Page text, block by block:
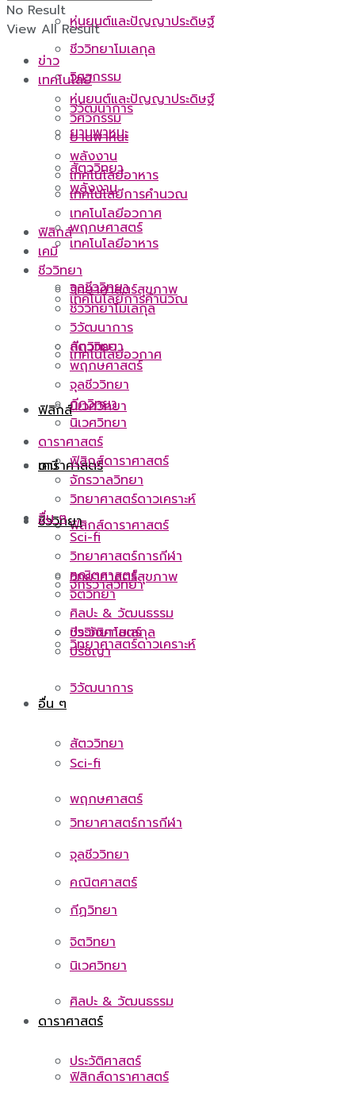
ชีววิทยาโมเลกุล
วิวัฒนาการ
สัตววิทยา
พฤกษศาสตร์
จุลชีววิทยา
กีฏวิทยา
นิเวศวิทยา
ดาราศาสตร์
ฟิสิกส์ดาราศาสตร์
จักรวาลวิทยา
วิทยาศาสตร์ดาวเคราะห์
อื่น ๆ
Sci-fi
วิทยาศาสตร์การกีฬา
คณิตศาสตร์
จิตวิทยา
ศิลปะ & วัฒนธรรม
ประวัติศาสตร์
หุ่นยนต์และปัญญาประดิษฐ์
วิศวกรรม
ยานพาหนะ
พลังงาน
เทคโนโลยีอาหาร
เทคโนโลยีการคำนวณ
เทคโนโลยีอวกาศ
ฟิสิกส์
เคมี
ชีววิทยา
วิทยาศาสตร์สุขภาพ
ชีววิทยาโมเลกุล
วิวัฒนาการ
สัตววิทยา
พฤกษศาสตร์
จุลชีววิทยา
กีฏวิทยา
นิเวศวิทยา
ดาราศาสตร์
ฟิสิกส์ดาราศาสตร์
No Result
View All Result
ข่าว
เทคโนโลยี
หุ่นยนต์และปัญญาประดิษฐ์
วิศวกรรม
ยานพาหนะ
พลังงาน
เทคโนโลยีอาหาร
เทคโนโลยีการคำนวณ
เทคโนโลยีอวกาศ
ฟิสิกส์
เคมี
ชีววิทยา
วิทยาศาสตร์สุขภาพ
ชีววิทยาโมเลกุล
วิวัฒนาการ
สัตววิทยา
พฤกษศาสตร์
จุลชีววิทยา
กีฏวิทยา
นิเวศวิทยา
ดาราศาสตร์
ฟิสิกส์ดาราศาสตร์
จักรวาลวิทยา
วิทยาศาสตร์ดาวเคราะห์
อื่น ๆ
Sci-fi
วิทยาศาสตร์การกีฬา
คณิตศาสตร์
จิตวิทยา
ศิลปะ & วัฒนธรรม
ประวัติศาสตร์
ปรัชญา